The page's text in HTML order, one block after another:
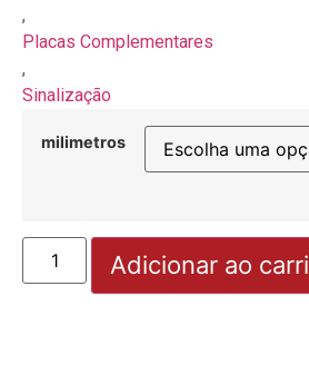
,
Placas Complementares
,
Sinalização
milimetros
Adicionar ao